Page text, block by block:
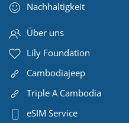
Nachhaltigkeit
Über uns
Lily Foundation
Cambodiajeep
Triple A Cambodia
eSIM Service